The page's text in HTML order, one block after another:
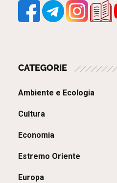
CATEGORIE
Ambiente e Ecologia
Cultura
Economia
Estremo Oriente
Europa